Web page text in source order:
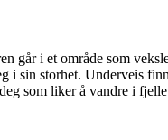
går i et område som
sin storhet. Underveis
som liker å vandre i